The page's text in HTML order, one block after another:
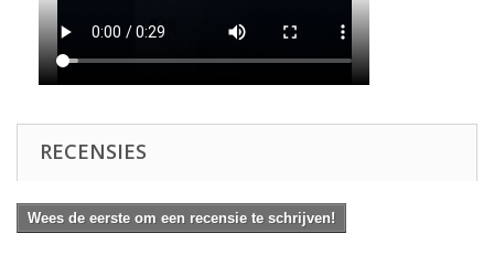
RECENSIES
Wees de eerste om een recensie te schrijven!